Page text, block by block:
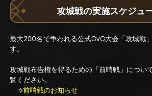
攻城戦の実施スケジュ
最大200名で争われる公式GvG大会「攻城戦
す。
攻城戦布告権を得るための「前哨戦」につい
覧ください。
⇒前哨戦のお知らせ